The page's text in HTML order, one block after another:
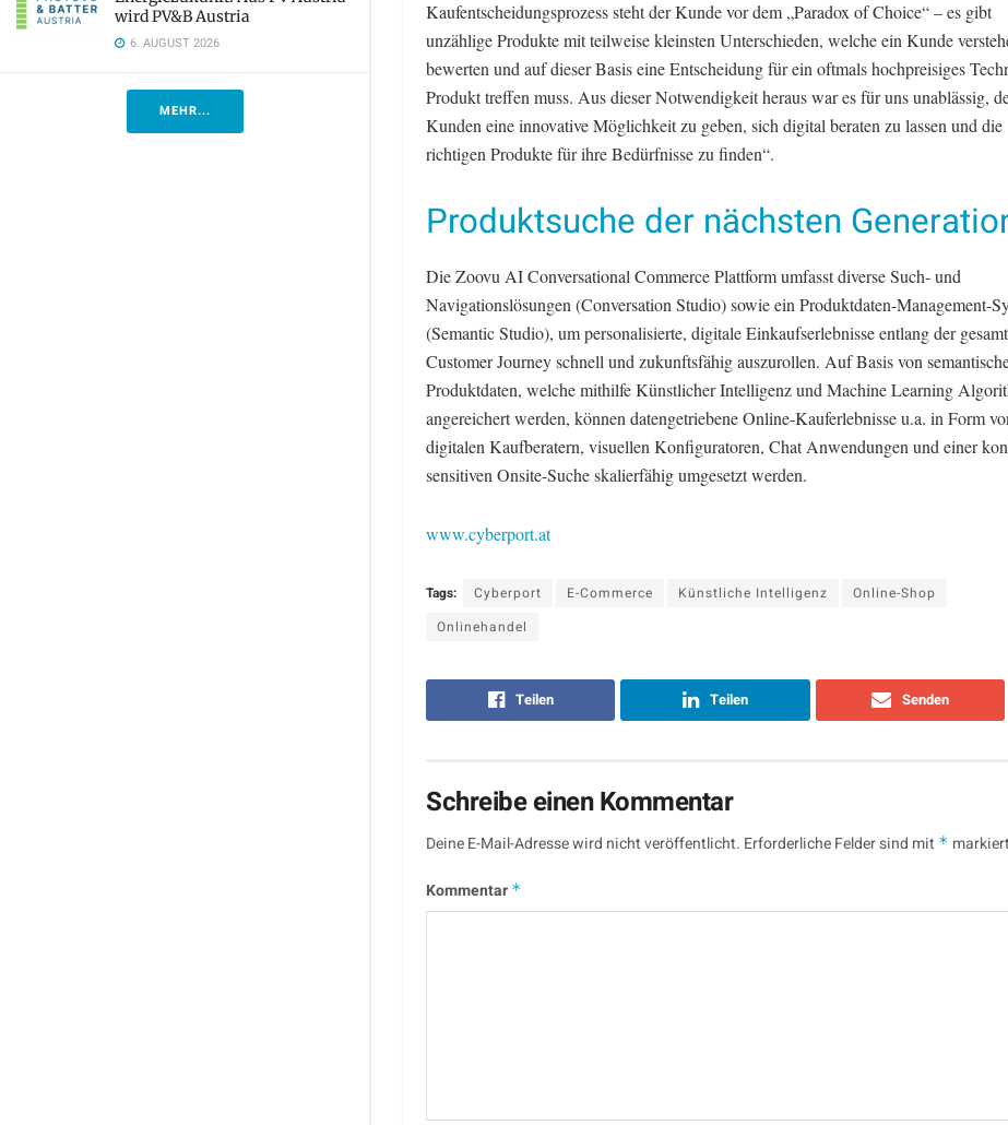
wird PV&B Austria
6. AUGUST 2026
MEHR...
Kaufentscheidungsprozess steht der Kunde vor dem „Paradox of Choice“ – es gibt
unzählige Produkte mit teilweise kleinsten Unterschieden, welche ein Kunde
bewerten und auf dieser Basis eine Entscheidung für ein oftmals hochpreisiges
Produkt treffen muss. Aus dieser Notwendigkeit heraus war es für uns unablässig,
Kunden eine innovative Möglichkeit zu geben, sich digital beraten zu lassen und die
richtigen Produkte für ihre Bedürfnisse zu finden“.
Produktsuche der nächsten
Die Zoovu AI Conversational Commerce Plattform umfasst diverse Such- und
Navigationslösungen (Conversation Studio) sowie ein Produktdaten-Management-
(Semantic Studio), um personalisierte, digitale Einkaufserlebnisse entlang der
Customer Journey schnell und zukunftsfähig auszurollen. Auf Basis von
Produktdaten, welche mithilfe Künstlicher Intelligenz und Machine Learning
angereichert werden, können datengetriebene Online-Kauferlebnisse u.a. in Form
digitalen Kaufberatern, visuellen Konfiguratoren, Chat Anwendungen und einer
sensitiven Onsite-Suche skalierfähig umgesetzt werden.
www.cyberport.at
Tags: Cyberport E-Commerce Künstliche Intelligenz
Online-Shop
Onlinehandel
Teilen Teilen Senden
Schreibe einen Kommentar
Deine E-Mail-Adresse wird nicht veröffentlicht. Erforderliche Felder sind mit * markiert
Kommentar *